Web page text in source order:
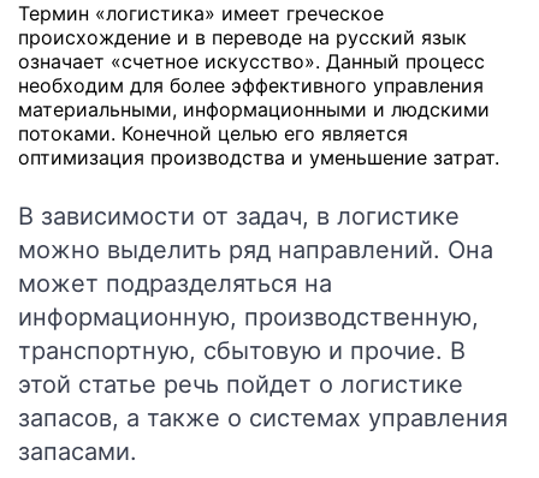
Термин «логистика» имеет греческое
происхождение и в переводе на русский язык
означает «счетное искусство». Данный процесс
необходим для более эффективного управления
материальными, информационными и людскими
потоками. Конечной целью его является
оптимизация производства и уменьшение затрат.
В зависимости от задач, в логистике
можно выделить ряд направлений. Она
может подразделяться на
информационную, производственную,
транспортную, сбытовую и прочие. В
этой статье речь пойдет о логистике
запасов, а также о системах управления
запасами.